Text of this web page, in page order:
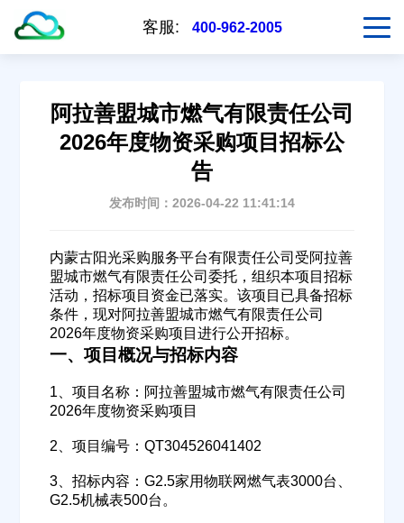
客服: 400-962-2005
阿拉善盟城市燃气有限责任公司
2026年度物资采购项目招标公
告
发布时间：2026-04-22 11:41:14
内蒙古阳光采购服务平台有限责任公司受阿拉善
盟城市燃气有限责任公司委托，组织本项目招标
活动，招标项目资金已落实。该项目已具备招标
条件，现对阿拉善盟城市燃气有限责任公司
2026年度物资采购项目进行公开招标。
一、项目概况与招标内容
1、项目名称：阿拉善盟城市燃气有限责任公司
2026年度物资采购项目
2、项目编号：QT304526041402
3、招标内容：G2.5家用物联网燃气表3000台、
G2.5机械表500台。